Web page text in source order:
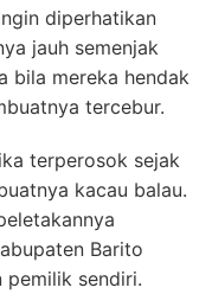
diperhatikan
jauh semenjak
bila mereka hendak
tercebur.
terperosok sejak
kacau balau.
Barito
sendiri.